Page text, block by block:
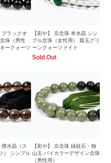
ブラックオ
珠（男性
ークォーツ
【彩や】 京念珠 本水晶 シン
プル念珠（女性用） 親玉グリ
ーンクォーツァイト
Sold Out
煙水晶（ス
） シンプル
【彩や】 京念珠 緑紋石・独
山玉 バイカラーデザイン念珠
（男性用）